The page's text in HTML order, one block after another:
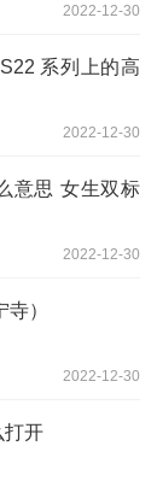
2022-12-30
系列上的高
2022-12-30
意思 女生双标
2022-12-30
）
2022-12-30
打开